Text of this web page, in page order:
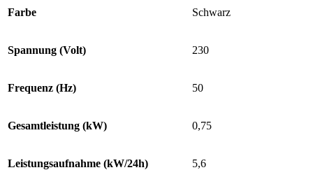
Farbe Schwarz
Spannung (Volt) 230
Frequenz (Hz) 50
Gesamtleistung (kW) 0,75
Leistungsaufnahme (kW/24h) 5,6